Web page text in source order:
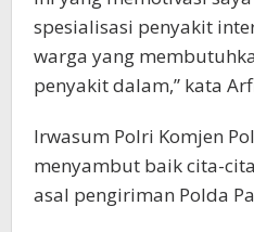
spesialisasi penyakit
warga yang
penyakit dalam,” kata
Irwasum Polri Komjen
menyambut baik cita-
asal pengiriman Polda